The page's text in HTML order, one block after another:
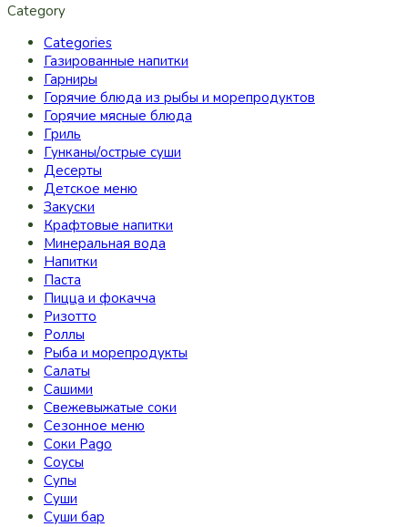
Category
Categories
Газированные напитки
Гарниры
Горячие блюда из рыбы и морепродуктов
Горячие мясные блюда
Гриль
Гунканы/острые суши
Десерты
Детское меню
Закуски
Крафтовые напитки
Минеральная вода
Напитки
Паста
Пицца и фокачча
Ризотто
Роллы
Рыба и морепродукты
Салаты
Сашими
Свежевыжатые соки
Сезонное меню
Соки Pago
Соусы
Супы
Суши
Суши бар